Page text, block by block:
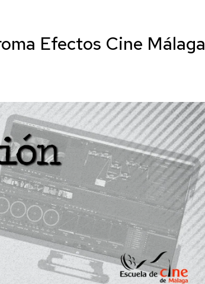
Efectos Cine Málaga